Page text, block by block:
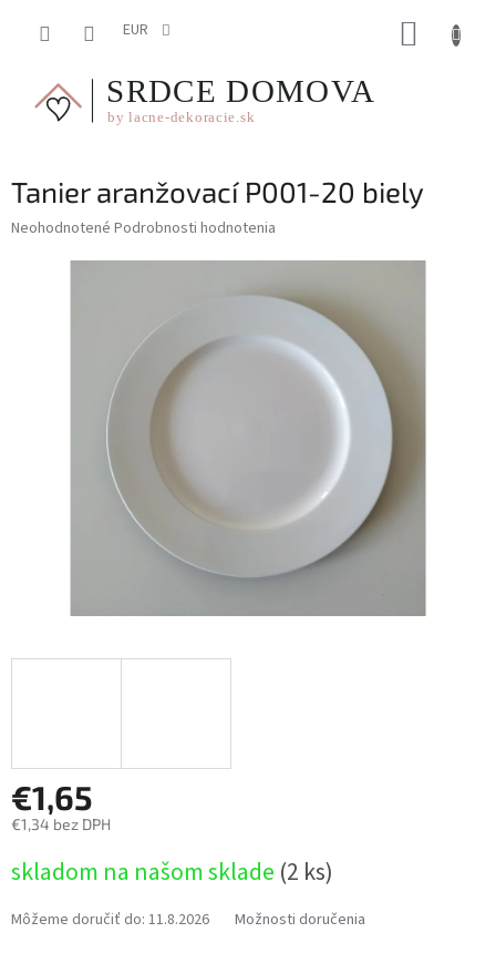
EUR
Tanier aranžovací P001-20 biely
Priemerné
Neohodnotené Podrobnosti hodnotenia
€1,65
€1,34 bez DPH
cena:
skladom na našom sklade (2 ks)
Môžeme doručiť do: 11.8.2026 Možnosti doručenia